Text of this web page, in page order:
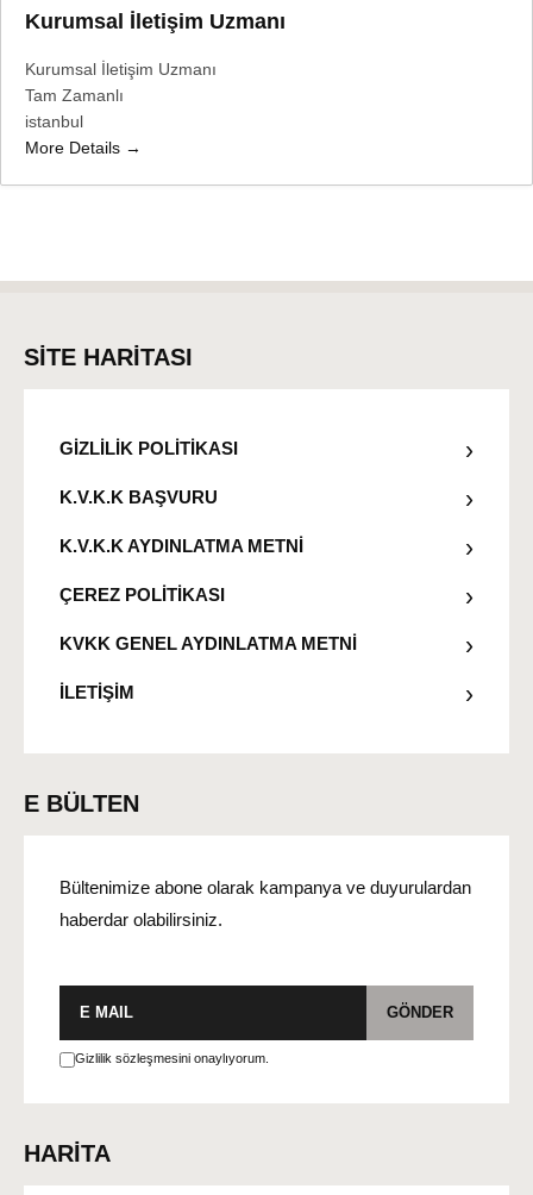
Kurumsal İletişim Uzmanı
Kurumsal İletişim Uzmanı
Tam Zamanlı
istanbul
More Details
SİTE HARİTASI
GİZLİLİK POLİTİKASI
K.V.K.K BAŞVURU
K.V.K.K AYDINLATMA METNİ
ÇEREZ POLİTİKASI
KVKK GENEL AYDINLATMA METNİ
İLETİŞİM
E BÜLTEN
Bültenimize abone olarak kampanya ve duyurulardan
haberdar olabilirsiniz.
GÖNDER
Gizlilik sözleşmesini onaylıyorum.
HARİTA